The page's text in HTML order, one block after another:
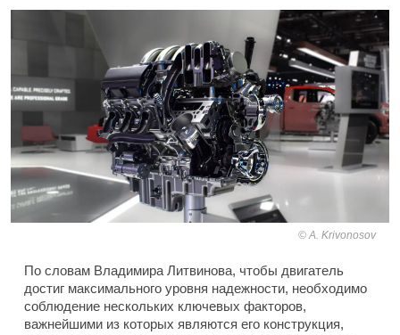
A. Krivonosov
По словам Владимира Литвинова, чтобы двигатель
достиг максимального уровня надежности, необходимо
соблюдение нескольких ключевых факторов,
важнейшими из которых являются его конструкция,